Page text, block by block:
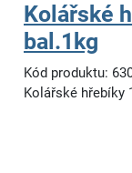
Kolářské
bal.1kg
Kód produktu:
Kolářské hřebíky